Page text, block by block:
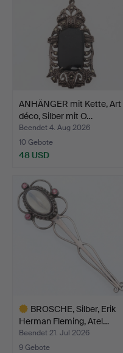
ANHÄNGER mit Kette, Art
déco, Silber mit O…
Beendet 4. Aug 2026
10 Gebote
48 USD
BROSCHE, Silber, Erik
Herman Fleming, Atel…
Beendet 21. Jul 2026
9 Gebote